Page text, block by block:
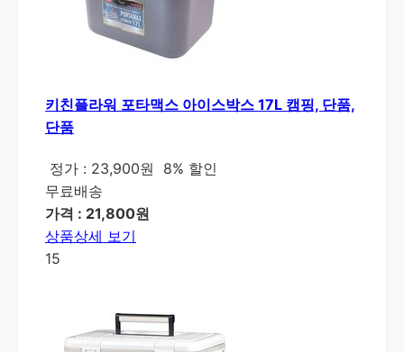
키친플라워 포타맥스 아이스박스 17L 캠핑, 단품,
단품
정가 : 23,900원
8% 할인
무료배송
가격 : 21,800원
상품상세 보기
15